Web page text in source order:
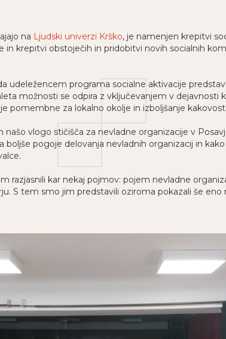
na Ljudski univerzi Krško, je namenjen krepitvi
krepitvi obstoječih in pridobitvi novih socialnih
udeležencem programa socialne aktivacije
možnosti se odpira z vključevanjem v dejavnosti
pomembne za lokalno okolje in izboljšanje
vlogo stičišča za nevladne organizacije v
pogoje delovanja nevladnih organizacij in
razjasnili kar nekaj pojmov: pojem nevladne
S tem smo jim predstavili oziroma pokazali še eno